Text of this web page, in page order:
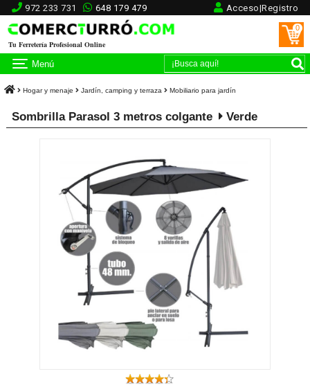
972 233 731 648 179 479 Acceso|Registro
Tu Ferretería Profesional Online
0
Menú
Hogar y menaje Jardín, camping y terraza Mobiliario para jardín
Sombrilla Parasol 3 metros colgante Verde